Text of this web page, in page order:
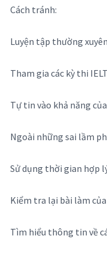
Cách tránh:
Luyện tập thường
Tham gia các kỳ thi
Tự tin vào khả năng
Ngoài những sai lầm
Sử dụng thời gian hợp
Kiểm tra lại bài làm
Tìm hiểu thông tin về